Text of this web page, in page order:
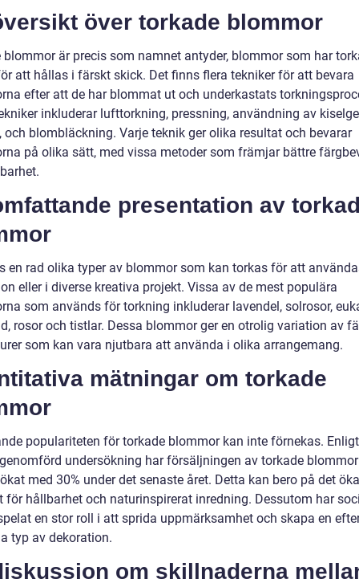
över torkade blommor
blommor är precis som namnet antyder, blommor som har
att hållas i färskt skick. Det finns flera tekniker för att bevara
efter att de har blommat ut och underkastats
inkluderar lufttorkning, pressning, användning av
och blombläckning. Varje teknik ger olika resultat och bevarar
på olika sätt, med vissa metoder som främjar bättre
presentation av
en rad olika typer av blommor som kan torkas för att
eller i diverse kreativa projekt. Vissa av de mest populära
som används för torkning inkluderar lavendel, solrosor,
rosor och tistlar. Dessa blommor ger en otrolig variation av
som kan vara njutbara att använda i olika arrangemang.
mätningar om torkade
populariteten för torkade blommor kan inte förnekas.
undersökning har försäljningen av torkade
med 30% under det senaste året. Detta kan bero på det
för hållbarhet och naturinspirerat inredning. Dessutom har
en stor roll i att sprida uppmärksamhet och skapa en
typ av dekoration.
om skillnaderna